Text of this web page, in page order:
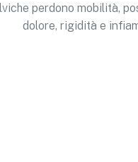
perdono mobilità,
dolore, rigidità e